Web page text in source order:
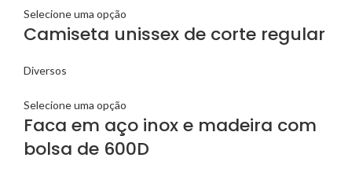
Selecione uma opção
Camiseta unissex de corte regular
Diversos
Selecione uma opção
Faca em aço inox e madeira com
bolsa de 600D